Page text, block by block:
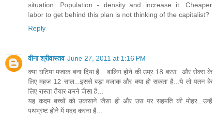
situation. Population - density and increase it. Cheaper
labor to get behind this plan is not thinking of the capitalist?
Reply
वीना श्रीवास्तव June 27, 2011 at 1:16 PM
क्या घटिया मजाक बना दिया है....बालिग होने की उम्र 18 बरस...और सेक्स के
लिए महज 12 साल...इससे बड़ा मजाक और क्या हो सकता है...ये तो पतन के
लिए रास्ता तैयार करने जैसा है...
यह कदम बच्चों को उकसाने जैसा ही और उस पर सहमति की मोहर...उन्हें
पथभ्रष्ट होने में मदद करना है...